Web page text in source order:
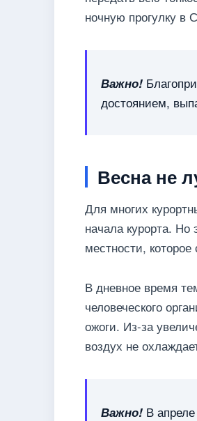
ночную прогулку в
Важно!
достоянием,
Весна не
Для многих
начала курорта. Но
местности,
В дневное время
человеческого
ожоги. Из-за
воздух не
Важно! В